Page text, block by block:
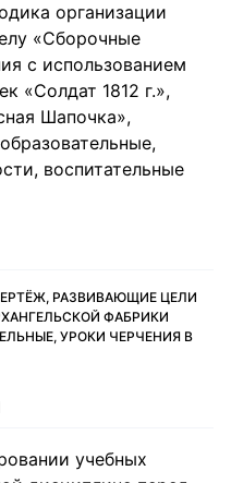
организации
«Сборочные
с использованием
«Солдат 1812 г.»,
Шапочка»,
воспитательные
РАЗВИВАЮЩИЕ ЦЕЛИ
ФАБРИКИ
УРОКИ ЧЕРЧЕНИЯ В
учебных